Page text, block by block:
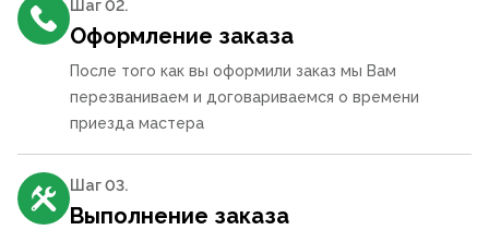
Шаг 02.
Оформление заказа
После того как вы оформили заказ мы Вам
перезваниваем и договариваемся о времени
приезда мастера
Шаг 03.
Выполнение заказа